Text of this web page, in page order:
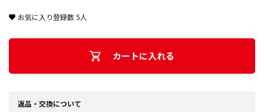
お気に入り登録数5人
カートに入れる
返品・交換について